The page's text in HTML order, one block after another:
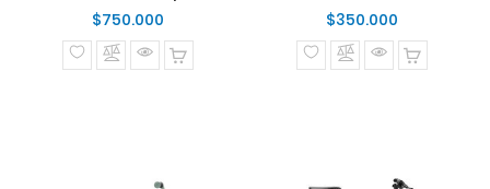
$750.000
normal
$350.000
normal